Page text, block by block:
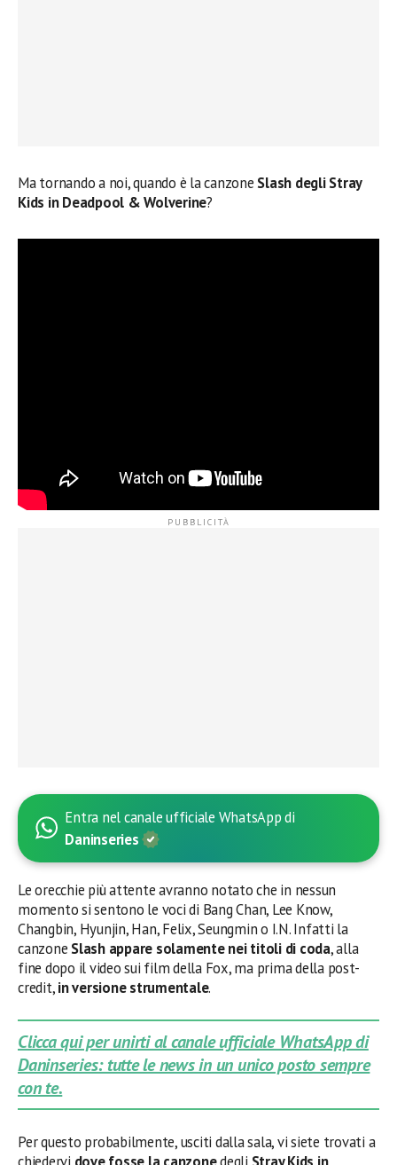
Ma tornando a noi, quando è la canzone Slash degli Stray
Kids in Deadpool & Wolverine?
Entra nel canale ufficiale WhatsApp di
Daninseries
Le orecchie più attente avranno notato che in nessun
momento si sentono le voci di Bang Chan, Lee Know,
Changbin, Hyunjin, Han, Felix, Seungmin o I.N. Infatti la
canzone Slash appare solamente nei titoli di coda, alla
fine dopo il video sui film della Fox, ma prima della post-
credit,in versione strumentale.
Clicca qui per unirti al canale ufficiale WhatsApp di
Daninseries: tutte le news in un unico posto sempre
con te.
Per questo probabilmente, usciti dalla sala, vi siete trovati a
chiedervi dove fosse la canzonedegli Stray Kids in